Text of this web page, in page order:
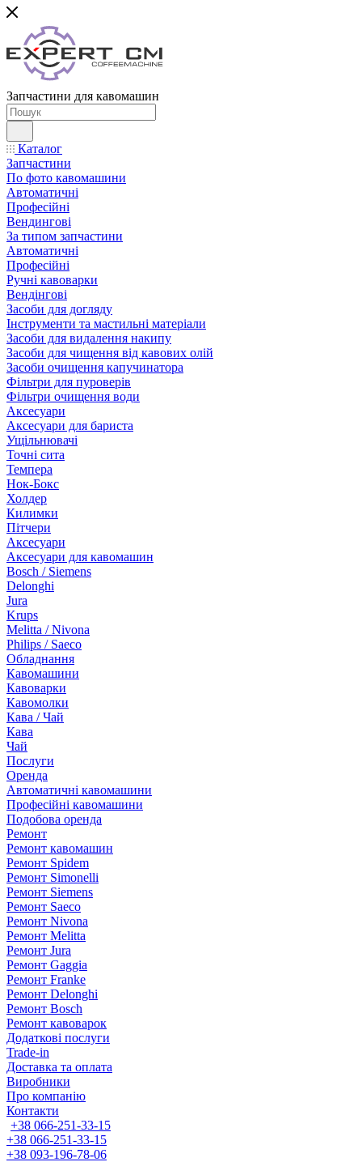
Запчастини для кавомашин
Каталог
Запчастини
По фото кавомашини
Автоматичні
Професійні
Вендингові
За типом запчастини
Автоматичні
Професійні
Ручні кавоварки
Вендінгові
Засоби для догляду
Інструменти та мастильні матеріали
Засоби для видалення накипу
Засоби для чищення від кавових олій
Засоби очищення капучинатора
Фільтри для пуроверів
Фільтри очищення води
Аксесуари
Аксесуари для бариста
Ущільнювачі
Точні сита
Темпера
Нок-Бокс
Холдер
Килимки
Пітчери
Аксесуари
Аксесуари для кавомашин
Bosch / Siemens
Delonghi
Jura
Krups
Melitta / Nivona
Philips / Saeco
Обладнання
Кавомашини
Кавоварки
Кавомолки
Кава / Чай
Кава
Чай
Послуги
Оренда
Автоматичні кавомашини
Професійні кавомашини
Подобова оренда
Ремонт
Ремонт кавомашин
Ремонт Spidem
Ремонт Simonelli
Ремонт Siemens
Ремонт Saeco
Ремонт Nivona
Ремонт Melitta
Ремонт Jura
Ремонт Gaggia
Ремонт Franke
Ремонт Delonghi
Ремонт Bosch
Ремонт кавоварок
Додаткові послуги
Trade-in
Доставка та оплата
Виробники
Про компанію
Контакти
+38 066-251-33-15
+38 066-251-33-15
+38 093-196-78-06